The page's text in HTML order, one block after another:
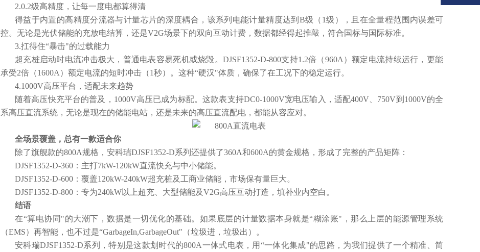
2.0.2级高精度，让每一度电都算得清
得益于内置的高精度分流器与计量芯片的深度耦合，该系列电能计量精度达到B级（1级），且在全量程范围内误差可
控。无论是光伏储能的充放电结算，还是V2G场景下的双向互动计费，数据都经得起推敲，符合国标与国际标准。
3.扛得住“暴击"的过载能力
超充桩启动时电流冲击极大，普通电表容易死机或烧毁。DJSF1352-D-800支持1.2倍（960A）额定电流持续运行，更能
承受2倍（1600A）额定电流的短时冲击（1秒）。这种“硬汉"体质，确保了在工况下的稳定运行。
4.1000V高压平台，适配未来趋势
随着高压快充平台的普及，1000V高压已成为标配。这款表支持DC0-1000V宽电压输入，适配400V、750V到1000V的全
系高压直流系统，无论是现在的储能电站，还是未来的高压直流配电，都能从容应对。
全场景覆盖，总有一款适合你
除了旗舰款的800A规格，安科瑞DJSF1352-D系列还提供了360A和600A的黄金规格，形成了完整的产品矩阵：
DJSF1352-D-360：主打7kW-120kW直流快充与中小储能。
DJSF1352-D-600：覆盖120kW-240kW超充桩及工商业储能，市场保有量巨大。
DJSF1352-D-800：专为240kW以上超充、大型储能及V2G高压互动打造，填补业内空白。
结语
在“算电协同"的大潮下，数据是一切优化的基础。如果底层的计量数据本身就是“糊涂账"，那么上层的能源管理系统
（EMS）再智能，也不过是“GarbageIn,GarbageOut"（垃圾进，垃圾出）。
安科瑞DJSF1352-D系列，特别是这款划时代的800A一体式电表，用“一体化集成"的思路，为我们提供了一个精准、简